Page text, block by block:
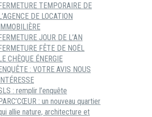
TEMPORAIRE DE
DE LOCATION
JOUR DE L’AN
FÊTE DE NOËL
CHÈQUE ÉNERGIE
: VOTRE AVIS NOUS
: remplir l’enquête
: un nouveau quartier
allie nature, architecture et